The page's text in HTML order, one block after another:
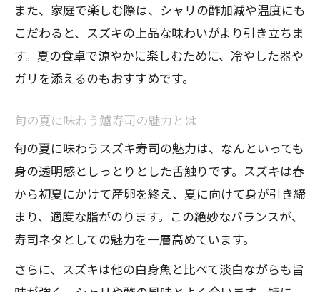
また、家庭で楽しむ際は、シャリの酢加減や温度にも
こだわると、スズキの上品な味わいがより引き立ちま
す。夏の食卓で涼やかに楽しむために、冷やした器や
ガリを添えるのもおすすめです。
旬の夏に味わう鱸寿司の魅力とは
旬の夏に味わうスズキ寿司の魅力は、なんといっても
身の透明感としっとりとした舌触りです。スズキは春
から初夏にかけて産卵を終え、夏に向けて身が引き締
まり、適度な脂がのります。この絶妙なバランスが、
寿司ネタとしての魅力を一層高めています。
さらに、スズキは他の白身魚と比べて淡白ながらも旨